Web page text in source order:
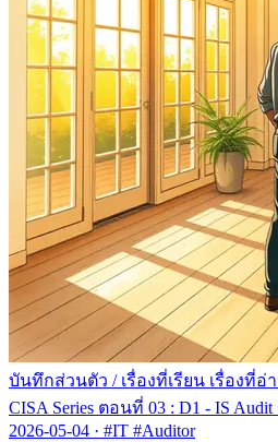
บันทึกส่วนตัว / เรื่องที่เรียน เรื่องที่อ่
CISA Series ตอนที่ 03 : D1 - IS
2026-05-04 · #IT #Auditor